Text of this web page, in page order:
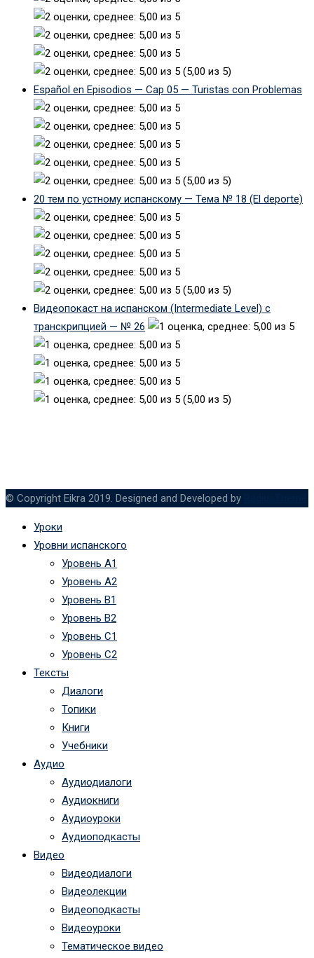
(5,00 из 5)
Español en Episodios — Cap 05 — Turistas con Problemas
(5,00 из 5)
20 тем по устному испанскому — Тема № 18 (El deporte)
(5,00 из 5)
Видеопокаст на испанском (Intermediate Level) с
транскрипцией — № 26
(5,00 из 5)
© Copyright Eikra 2019. Designed and Developed by
Уроки
Уровни испанского
Уровень А1
Уровень А2
Уровень B1
Уровень B2
Уровень C1
Уровень C2
Тексты
Диалоги
Топики
Книги
Учебники
Аудио
Аудиодиалоги
Аудиокниги
Аудиоуроки
Аудиоподкасты
Видео
Видеодиалоги
Видеолекции
Видеоподкасты
Видеоуроки
Тематическое видео